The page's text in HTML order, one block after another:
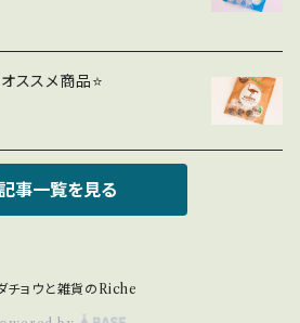
ススメ商品⭐️
事一覧を見る
ョウと雑貨のRiche